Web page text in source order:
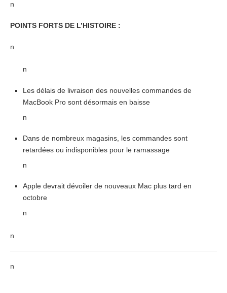
n
POINTS FORTS DE L’HISTOIRE :
n
n
Les délais de livraison des nouvelles commandes de
MacBook Pro sont désormais en baisse
n
Dans de nombreux magasins, les commandes sont
retardées ou indisponibles pour le ramassage
n
Apple devrait dévoiler de nouveaux Mac plus tard en
octobre
n
n
n